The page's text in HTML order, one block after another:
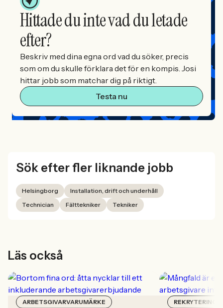
Hittade du inte vad du letade
efter?
Beskriv med dina egna ord vad du söker, precis
som om du skulle förklara det för en kompis. Josi
hittar jobb som matchar dig på riktigt.
Testa nu
Sök efter fler liknande jobb
Helsingborg
Installation, drift och underhåll
Technician
Fälttekniker Tekniker
Läs också
ARBETSGIVARVARUMÄRKE REKRYTERING